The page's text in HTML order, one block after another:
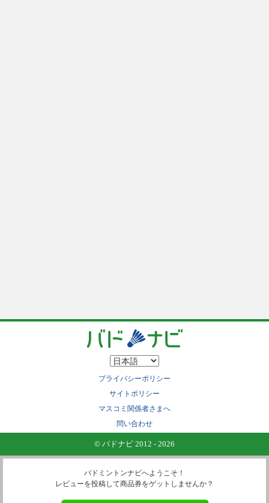
プライバシーポリシー
サイトポリシー
マスコミ関係者さまへ
問い合わせ
© バドナビ 2012 - 2026
バドミントンナビへようこそ！
レビューを投稿して商品券をゲットしませんか？